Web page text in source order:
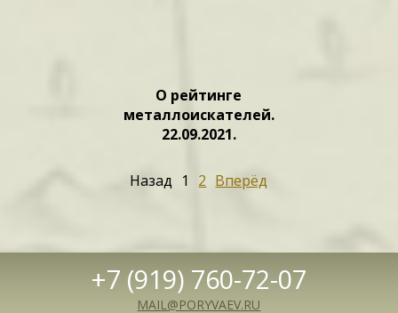
О рейтинге
металлоискателей.
22.09.2021.
Назад 1 2 Вперёд
+7 (919) 760-72-07
MAIL@PORYVAEV.RU